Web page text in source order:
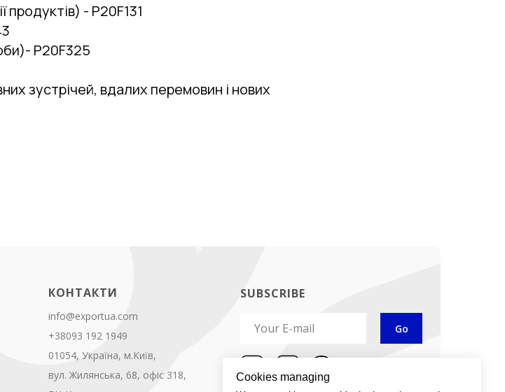
Cookies managing
продуктів) - P20F131
P20F325
зустрічей, вдалих перемовин і нових
КОНТАКТИ
info@exportua.com
+38093 192 1949
01054, Україна, м.Київ,
вул. Жилянська, 68, офіс 318,
Go
SUBSCRIBE